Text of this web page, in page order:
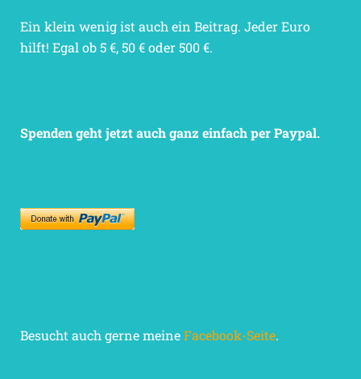
Ein klein wenig ist auch ein Beitrag. Jeder Euro
hilft! Egal ob 5 €, 50 € oder 500 €.
Spenden geht jetzt auch ganz einfach per Paypal.
Besucht auch gerne meineFacebook-Seite.